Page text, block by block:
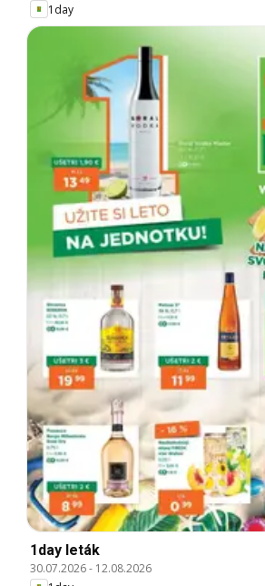
1day
1day leták
30.07.2026- 12.08.2026